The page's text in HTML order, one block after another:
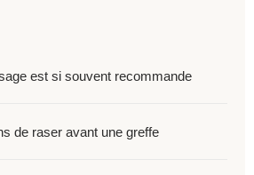
est si souvent recommande
de raser avant une greffe